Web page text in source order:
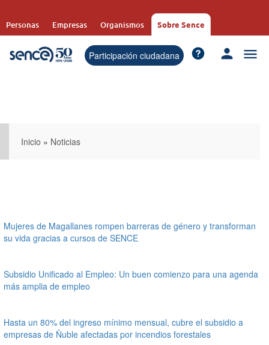
contenido
Personas Empresas Organismos Sobre Sence
Participación ciudadana
Inicio » Noticias
Mujeres de Magallanes rompen barreras de género y transforman
su vida gracias a cursos de SENCE
Subsidio Unificado al Empleo: Un buen comienzo para una agenda
más amplia de empleo
Hasta un 80% del ingreso mínimo mensual, cubre el subsidio a
empresas de Ñuble afectadas por incendios forestales